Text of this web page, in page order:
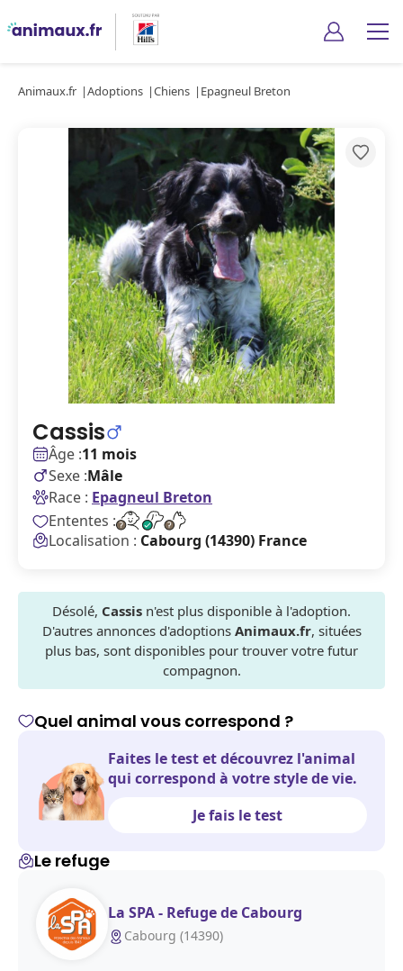
Animaux.fr Adoptions Chiens Epagneul Breton
Cassis
Âge :11 mois
Sexe :Mâle
Race : Epagneul Breton
Ententes :
Localisation : Cabourg (14390) France
Désolé, Cassis n'est plus disponible à l'adoption.
D'autres annonces d'adoptions Animaux.fr, situées
plus bas, sont disponibles pour trouver votre futur
compagnon.
Quel animal vous correspond ?
Faites le test et découvrez l'animal
qui correspond à votre style de vie.
Je fais le test
Le refuge
La SPA - Refuge de Cabourg
Cabourg (14390)